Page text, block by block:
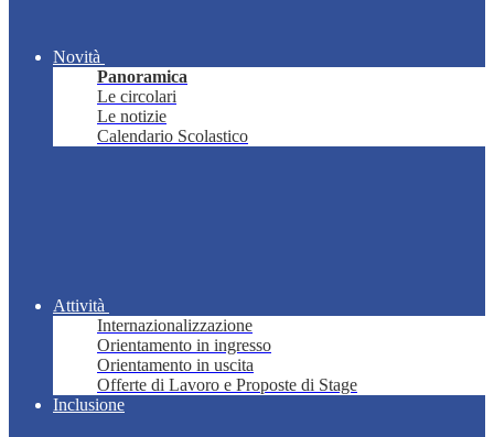
Novità
Panoramica
Le circolari
Le notizie
Calendario Scolastico
Attività
Internazionalizzazione
Orientamento in ingresso
Orientamento in uscita
Offerte di Lavoro e Proposte di Stage
Inclusione